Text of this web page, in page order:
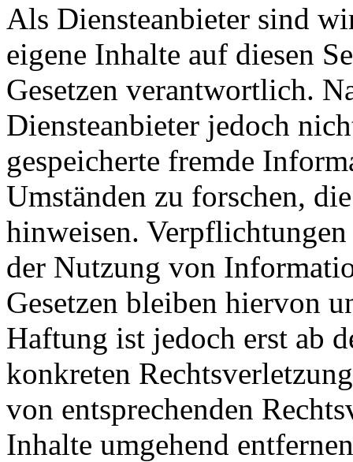
Als Diensteanbieter sind
eigene Inhalte auf diesen
Gesetzen verantwortlich.
Diensteanbieter jedoch
gespeicherte fremde
Umständen zu forschen,
hinweisen.
der Nutzung von
Gesetzen bleiben hiervon
Haftung ist jedoch erst ab
konkreten
von entsprechenden
Inhalte umgehend